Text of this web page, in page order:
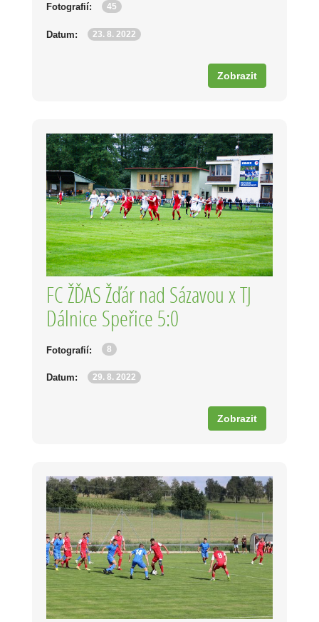
Fotografií: 45
Datum: 23. 8. 2022
Zobrazit
FC ŽĎAS Žďár nad Sázavou x TJ
Dálnice Speřice 5:0
Fotografií: 8
Datum: 29. 8. 2022
Zobrazit